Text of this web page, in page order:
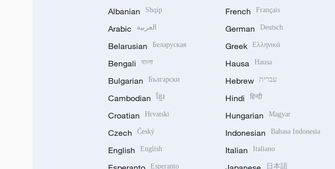
Albanian Shqip
Arabic العربية
Belarusian Беларуская
Bengali বাংলা
Bulgarian Български
Cambodian ខ្មែរ
Croatian Hrvatski
Czech Český
English English
Esperanto
French Français
German Deutsch
Greek Ελληνικά
Hausa Hausa
Hebrew עברית
Hindi हिन्दी
Hungarian Magyar
Indonesian Bahasa Indonesia
Italian Italiano
日本語